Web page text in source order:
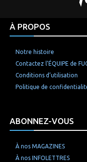
À PROPOS
Notre histoire
Contactez l’ÉQUIPE de
Conditions d’utilisation
Politique de
ABONNEZ-VOUS
À nos MAGAZINES
À nos INFOLETTRES